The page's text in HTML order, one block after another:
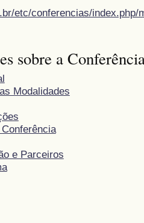
etc/conferencias/index.php/
sobre a
Modalidades
e Parceiros